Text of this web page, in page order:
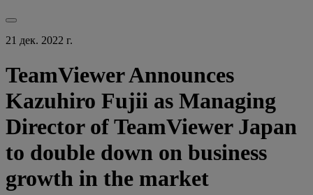
21 дек. 2022 г.
TeamViewer Announces
Kazuhiro Fujii as Managing
Director of TeamViewer Japan
to double down on business
growth in the market